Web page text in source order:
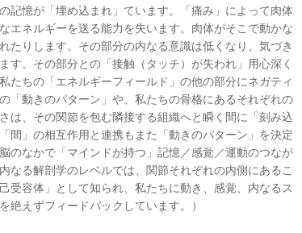
記憶が「埋め込まれ」ています。「痛み」によって肉体
エネルギーを送る能力を失います。肉体がそこで動かな
たりします。その部分の内なる意識は低くなり、気づき
す。その部分との「接触（タッチ）が失われ」用心深く
たちの「エネルギーフィールド」の他の部分にネガティ
「動きのパターン」や、私たちの骨格にあるそれぞれの
は、その関節を包む隣接する組織へと瞬く間に「刻み込
間」の相互作用と連携もまた「動きのパターン」を決定
のなかで「マインドが持つ」記憶／感覚／運動のつなが
なる解剖学のレベルでは、関節それぞれの内側にあるこ
受容体」として知られ、私たちに動き、感覚、内なるス
絶えずフィードバックしています。）